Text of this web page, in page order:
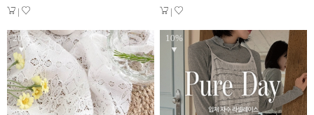
| |
20%
▼
10%
▼